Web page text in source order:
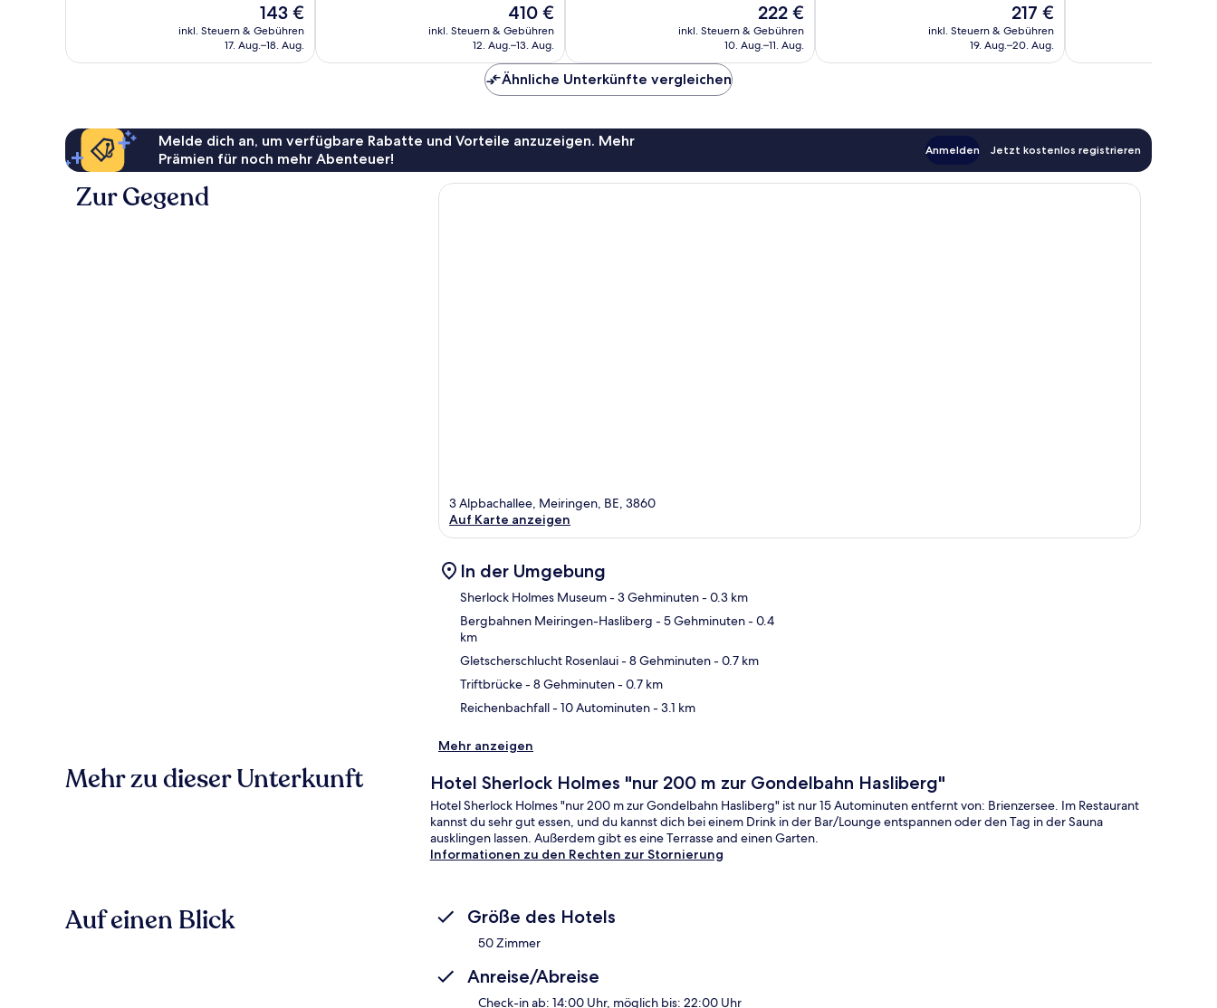
Der
Preis
beträgt
143 €
inkl. Steuern & Gebühren
17. Aug.–18. Aug.
Der
Preis
beträgt
410 €
inkl. Steuern & Gebühren
12. Aug.–13. Aug.
Der
Preis
beträgt
222 €
inkl. Steuern & Gebühren
10. Aug.–11. Aug.
Der
Preis
beträgt
217 €
inkl. Steuern & Gebühren
19. Aug.–20. Aug.
Ähnliche Unterkünfte vergleichen
Melde dich an, um verfügbare Rabatte und Vorteile anzuzeigen. Mehr
Prämien für noch mehr Abenteuer!
Anmelden Jetzt kostenlos registrieren
Zur Gegend
3 Alpbachallee, Meiringen, BE, 3860
Auf Karte anzeigen
In der Umgebung
Sherlock Holmes Museum- 3 Gehminuten- 0.3 km
Bergbahnen Meiringen-Hasliberg - 5 Gehminuten- 0.4
km
Gletscherschlucht Rosenlaui- 8 Gehminuten- 0.7 km
Triftbrücke- 8 Gehminuten- 0.7 km
Reichenbachfall- 10 Autominuten- 3.1 km
Mehr anzeigen
Mehr zu dieser Unterkunft Hotel Sherlock Holmes "nur 200 m zur Gondelbahn Hasliberg"
Hotel Sherlock Holmes "nur 200 m zur Gondelbahn Hasliberg" ist nur 15 Autominuten entfernt von: Brienzersee. Im Restaurant
kannst du sehr gut essen, und du kannst dich bei einem Drink in der Bar/Lounge entspannen oder den Tag in der Sauna
ausklingen lassen. Außerdem gibt es eine Terrasse and einen Garten.
Informationen zu den Rechten zur Stornierung
Auf einen Blick Größe des Hotels
50 Zimmer
Anreise/Abreise
Check-in ab: 14:00 Uhr, möglich bis: 22:00 Uhr